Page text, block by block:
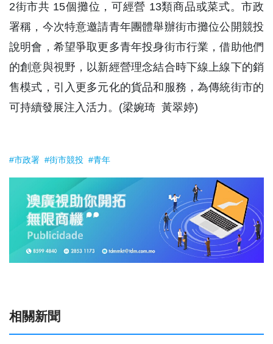
2街市共 15個攤位，可經營 13類商品或菜式。市政
署稱，今次特意邀請青年團體舉辦街市攤位公開競投
說明會，希望爭取更多青年投身街市行業，借助他們
的創意與視野，以新經營理念結合時下線上線下的銷
售模式，引入更多元化的貨品和服務，為傳統街市的
可持續發展注入活力。(梁婉琦 黃翠婷)
#市政署 #街市競投 #青年
相關新聞